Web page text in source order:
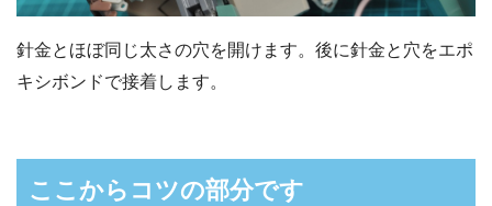
針金とほぼ同じ太さの穴を開けます。後に針金と穴をエポ
キシボンドで接着します。
ここからコツの部分です